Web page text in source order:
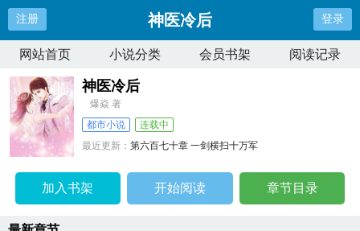
注册 神医冷后 登录
网站首页 小说分类 会员书架 阅读记录
神医冷后
爆焱 著
都市小说
连载中
最近更新：第六百七十章 一剑横扫十万军
加入书架 开始阅读 章节目录